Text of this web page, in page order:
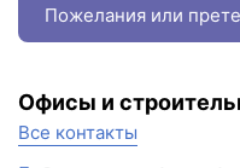
Пожелания или
Офисы и
Все контакты